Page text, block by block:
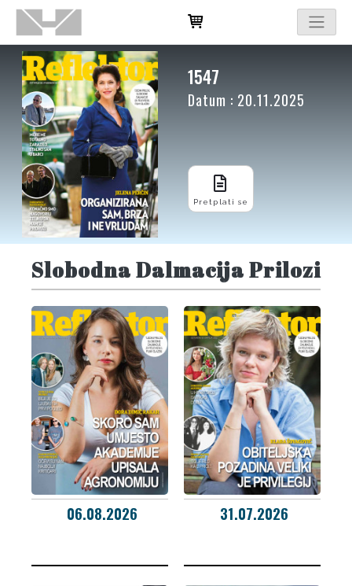
1547
Datum : 20.11.2025
Pretplati se
Slobodna Dalmacija Prilozi
06.08.2026 31.07.2026